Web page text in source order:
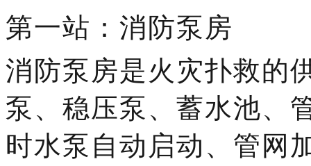
第一站：消防泵房
消防泵房是火灾扑救的
泵、稳压泵、蓄水池、
时水泵自动启动、管网